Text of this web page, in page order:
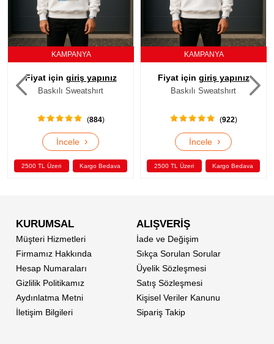
KAMPANYA
Fiyat içingiriş yapınız
Baskılı Sweatshırt
(922
İncele ›
2500 TL Üzeri Kargo Bedava
KAMPANYA
Fiyat içingiriş yapınız
Baskılı Sweatshırt
(945
İncele ›
2500 TL Üzeri Kargo Bedava
KURUMSAL
Müşteri Hizmetleri
Firmamız Hakkında
Hesap Numaraları
Gizlilik Politikamız
Aydınlatma Metni
İletişim Bilgileri
ALIŞVERİŞ
İade ve Değişim
Sıkça Sorulan Sorular
Üyelik Sözleşmesi
Satış Sözleşmesi
Kişisel Veriler Kanunu
Sipariş Takip